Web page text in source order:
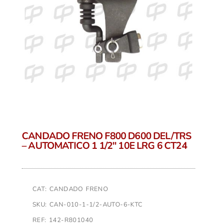
CANDADO FRENO F800 D600 DEL/TRS
– AUTOMATICO 1 1/2″ 10E LRG 6 CT24
CAT: CANDADO FRENO
SKU: CAN-010-1-1/2-AUTO-6-KTC
REF: 142-R801040